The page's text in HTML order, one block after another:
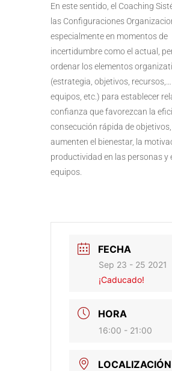
En este sentido, el Coaching
las Configuraciones
especialmente en momentos de
incertidumbre como el actual,
ordenar los elementos
(estrategia, objetivos,
equipos, etc.) para establecer
confianza que favorezcan la
consecución rápida de
aumenten el bienestar, la
productividad en las personas y
equipos.
FECHA
Sep 23 - 25 2021
¡Caducado!
HORA
16:00 - 21:00
LOCALIZACIÓN